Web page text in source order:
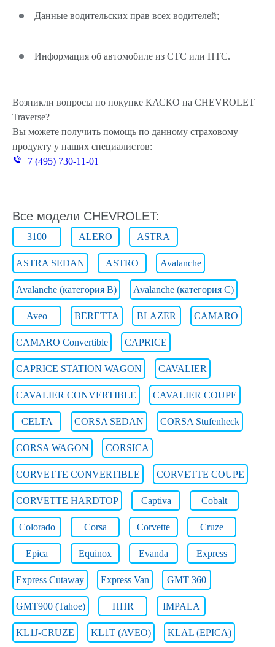
Данные водительских прав всех водителей;
Информация об автомобиле из СТС или ПТС.
Возникли вопросы по покупке КАСКО на CHEVROLET
Traverse?
Вы можете получить помощь по данному страховому
продукту у наших специалистов:
+7 (495) 730-11-01
Все модели CHEVROLET:
3100 ALERO ASTRA
ASTRA SEDAN ASTRO Avalanche
Avalanche (категория B) Avalanche (категория C)
Aveo BERETTA BLAZER CAMARO
CAMARO Convertible CAPRICE
CAPRICE STATION WAGON CAVALIER
CAVALIER CONVERTIBLE CAVALIER COUPE
CELTA CORSA SEDAN CORSA Stufenheck
CORSA WAGON CORSICA
CORVETTE CONVERTIBLE CORVETTE COUPE
CORVETTE HARDTOP Captiva Cobalt
Colorado Corsa Corvette Cruze
Epica Equinox Evanda Express
Express Cutaway Express Van GMT 360
GMT900 (Tahoe) HHR IMPALA
KL1J-CRUZE KL1T (AVEO) KLAL (EPICA)